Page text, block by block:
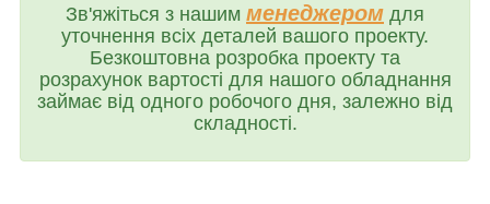
Зв'яжіться з нашим менеджером для
уточнення всіх деталей вашого проекту.
Безкоштовна розробка проекту та
розрахунок вартості для нашого обладнання
займає від одного робочого дня, залежно від
складності.